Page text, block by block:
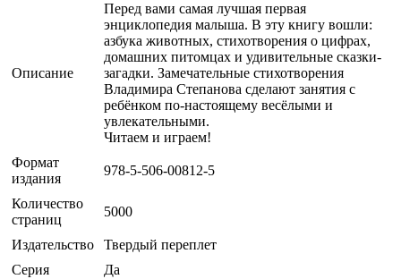
Описание
Перед вами самая лучшая первая
энциклопедия малыша. В эту книгу вошли:
азбука животных, стихотворения о цифрах,
домашних питомцах и удивительные сказки-
загадки. Замечательные стихотворения
Владимира Степанова сделают занятия с
ребёнком по-настоящему весёлыми и
увлекательными.
Читаем и играем!
Формат
издания
978-5-506-00812-5
Количество
страниц
5000
Издательство
Твердый переплет
Серия
Да